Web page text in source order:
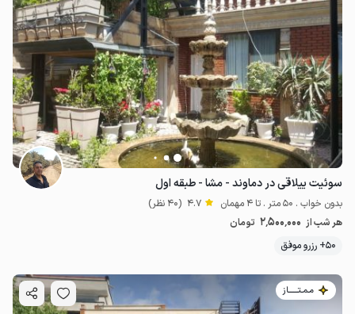
سوئیت ییلاقی در دماوند - مشا - طبقه اول
بدون خواب . 50 متر . تا 4 مهمان 4.7 (40 نظر)
هر شب از 2٬500٬000 تومان
50+ رزرو موفق
مـمـتــــــاز